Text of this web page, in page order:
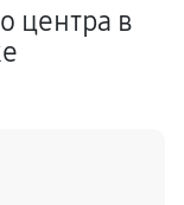
центра в